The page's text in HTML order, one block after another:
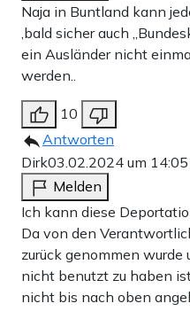
Naja in Buntland kann
,bald sicher auch
ein Ausländer nicht
werden..
10
Antworten
Dirk03.02.2024 um
Melden
Ich kann diese
Da von den
zurück genommen
nicht benutzt zu haben
nicht bis nach oben